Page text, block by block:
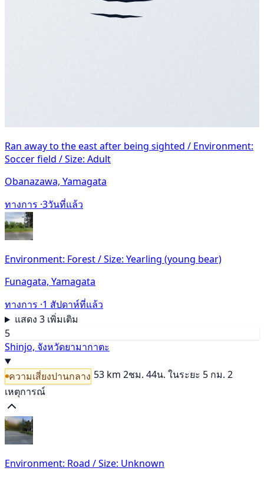
Ran away to the east after being sighted / Environment:
Soccer field / Size: Adult
Obanazawa, Yamagata
ทางการ ·3วันที่แล้ว
Environment: Forest / Size: Yearling (young bear)
Funagata, Yamagata
ทางการ ·1 สัปดาห์ที่แล้ว
แสดง 3 เพิ่มเติม
5
Shinjo, จังหวัดยามากาตะ
ความเสี่ยงปานกลาง 53 km 2ชม. 44น. ในระยะ 5 กม. 2
เหตุการณ์
Environment: Road / Size: Unknown